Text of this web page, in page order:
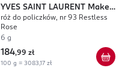
YVES SAINT LAURENT
Make
Me Blush
róż do policzków, nr 93 Restless
Rose
6 g
184,99 zł
100 g = 3083,17 zł